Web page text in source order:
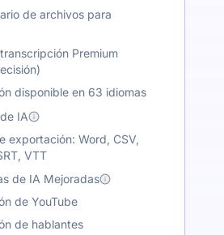
de archivos para
Premium
disponible en 63 idiomas
IA
exportación: Word, CSV,
VTT
de IA Mejoradas
de YouTube
de hablantes